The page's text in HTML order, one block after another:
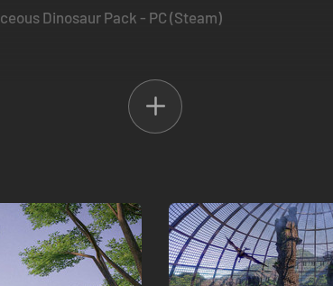
Dinosaur Pack - PC (Steam)